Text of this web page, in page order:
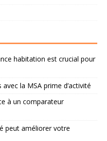
habitation est crucial pour
la MSA prime d’activité
à un comparateur
peut améliorer votre